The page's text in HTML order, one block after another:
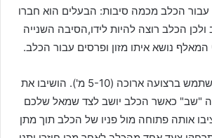
הכלב מכמה סיבות: הבעלים הוא חברו
הכלב רוצה להיות לידו,הסיבה השנייה
נושא איתו מזון ופרסים עבור הכלב.
בתרגיל זה מומלץ להשתמש ברצועה ארוכה (5-10 מ'). הושיבו את
"שב" כאשר הכלב יושב לצד שמאל שלכם
אותה פתוחה מול פניו של הכלב תוך מתן